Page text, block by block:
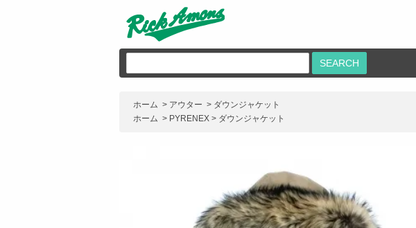
SEARCH
ホーム > アウター > ダウンジャケット
ホーム > PYRENEX > ダウンジャケット